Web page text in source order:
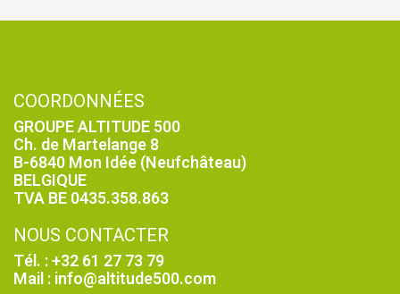
COORDONNÉES
GROUPE ALTITUDE 500
Ch. de Martelange 8
B-6840 Mon Idée (Neufchâteau)
BELGIQUE
TVA BE 0435.358.863
NOUS CONTACTER
Tél. : +32 61 27 73 79
Mail : info@altitude500.com